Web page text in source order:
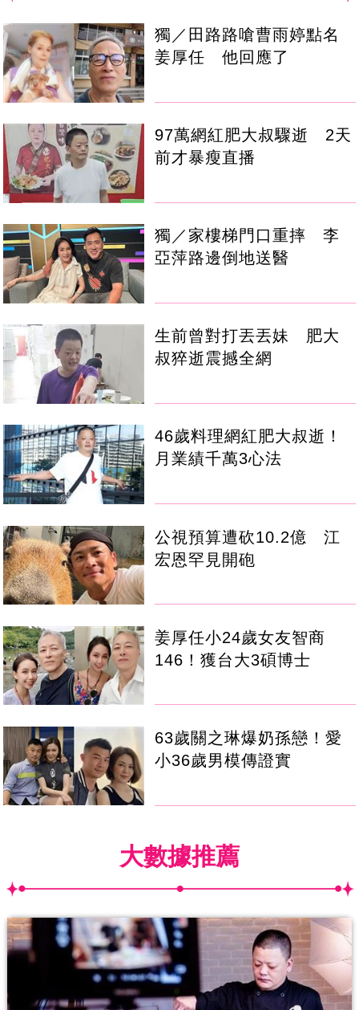
獨／田路路嗆曹雨婷點名
姜厚任 他回應了
97萬網紅肥大叔驟逝 2天
前才暴瘦直播
獨／家樓梯門口重摔 李
亞萍路邊倒地送醫
生前曾對打丟丟妹 肥大
叔猝逝震撼全網
46歲料理網紅肥大叔逝！
月業績千萬3心法
公視預算遭砍10.2億 江
宏恩罕見開砲
姜厚任小24歲女友智商
146！獲台大3碩博士
63歲關之琳爆奶孫戀！愛
小36歲男模傳證實
大數據推薦